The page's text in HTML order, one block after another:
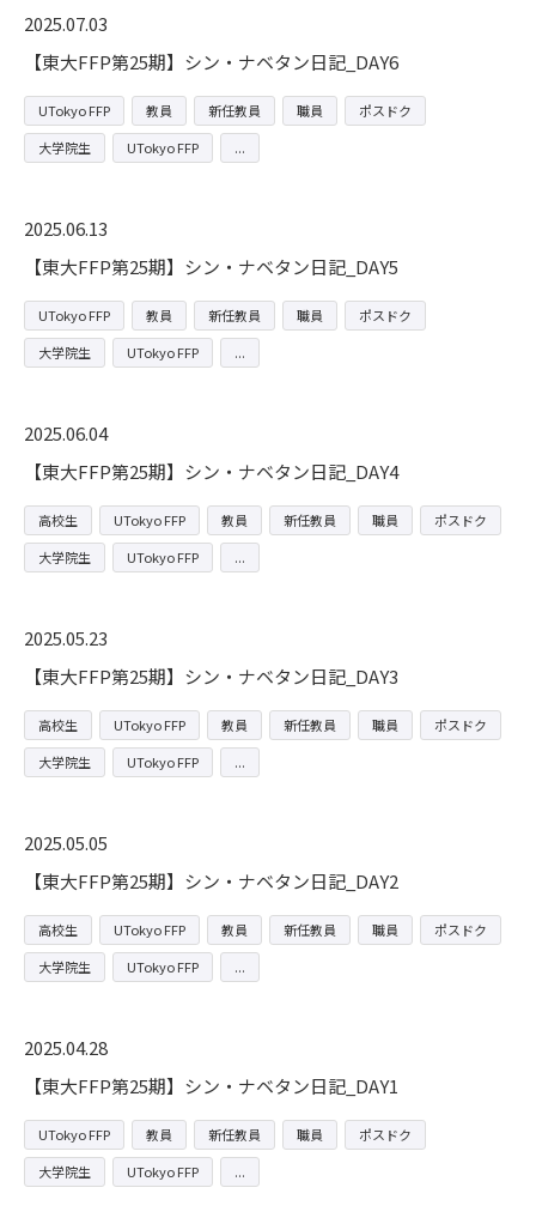
2025.07.03
【東大FFP第25期】シン・ナベタン日記_DAY6
UTokyo FFP 教員 新任教員 職員
ポスドク
大学院生
UTokyo FFP
2025.06.13
【東大FFP第25期】シン・ナベタン日記_DAY5
UTokyo FFP 教員 新任教員 職員
ポスドク
大学院生
UTokyo FFP
2025.06.04
【東大FFP第25期】シン・ナベタン日記_DAY4
高校生 UTokyo FFP 教員 新任教員 職員
ポスドク
大学院生
UTokyo FFP
2025.05.23
【東大FFP第25期】シン・ナベタン日記_DAY3
高校生 UTokyo FFP 教員 新任教員 職員
ポスドク
大学院生
UTokyo FFP
2025.05.05
【東大FFP第25期】シン・ナベタン日記_DAY2
高校生 UTokyo FFP 教員 新任教員 職員
ポスドク
大学院生
UTokyo FFP
2025.04.28
【東大FFP第25期】シン・ナベタン日記_DAY1
UTokyo FFP 教員 新任教員 職員
ポスドク
大学院生
UTokyo FFP